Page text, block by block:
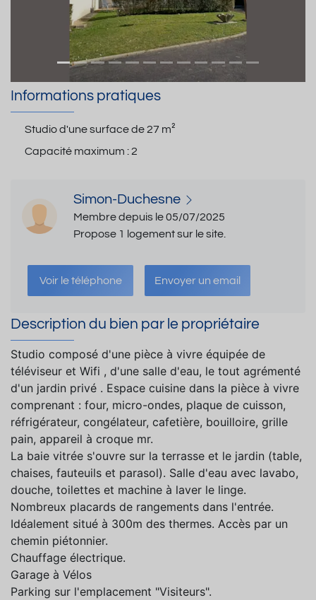
Informations pratiques
Studio d'une surface de27 m²
Capacité maximum :2
Simon-Duchesne
Membre depuis le 05/07/2025
Propose 1 logement sur le site.
Voir le téléphone Envoyer un email
Description du bien par le propriétaire
Studio composé d'une pièce à vivre équipée de
téléviseur et Wifi , d'une salle d'eau, le tout agrémenté
d'un jardin privé . Espace cuisine dans la pièce à vivre
comprenant : four, micro-ondes, plaque de cuisson,
réfrigérateur, congélateur, cafetière, bouilloire, grille
pain, appareil à croque mr.
La baie vitrée s'ouvre sur la terrasse et le jardin (table,
chaises, fauteuils et parasol). Salle d'eau avec lavabo,
douche, toilettes et machine à laver le linge.
Nombreux placards de rangements dans l'entrée.
Idéalement situé à 300m des thermes. Accès par un
chemin piétonnier.
Chauffage électrique.
Garage à Vélos
Parking sur l'emplacement "Visiteurs".